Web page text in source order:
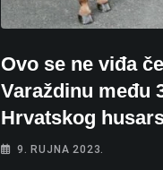
Ovo se ne viđa
Varaždinu među
Hrvatskog
9. RUJNA 2023.